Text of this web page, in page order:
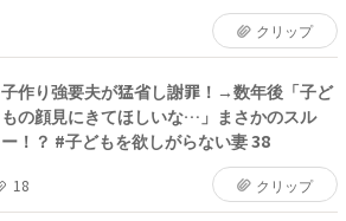
クリップ
子作り強要夫が猛省し謝罪！→数年後「子ど
もの顔見にきてほしいな…」まさかのスル
ー！？ #子どもを欲しがらない妻 38
18 クリップ